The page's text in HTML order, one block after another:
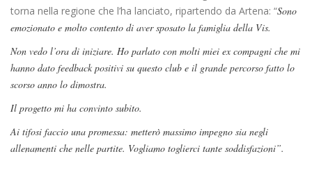
torna nella regione che l’ha lanciato, ripartendo da Artena: “Sono
emozionato e molto contento di aver sposato la famiglia della Vis.
Non vedo l’ora di iniziare. Ho parlato con molti miei ex compagni che mi
hanno dato feedback positivi su questo club e il grande percorso fatto lo
scorso anno lo dimostra.
Il progetto mi ha convinto subito.
Ai tifosi faccio una promessa: metterò massimo impegno sia negli
allenamenti che nelle partite. Vogliamo toglierci tante soddisfazioni”.